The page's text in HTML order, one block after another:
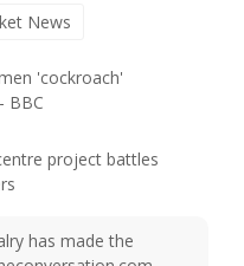
News
'cockroach'
project battles
has made the